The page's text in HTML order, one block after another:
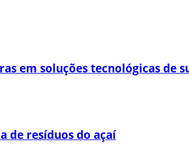
em soluções tecnológicas de
de resíduos do açaí